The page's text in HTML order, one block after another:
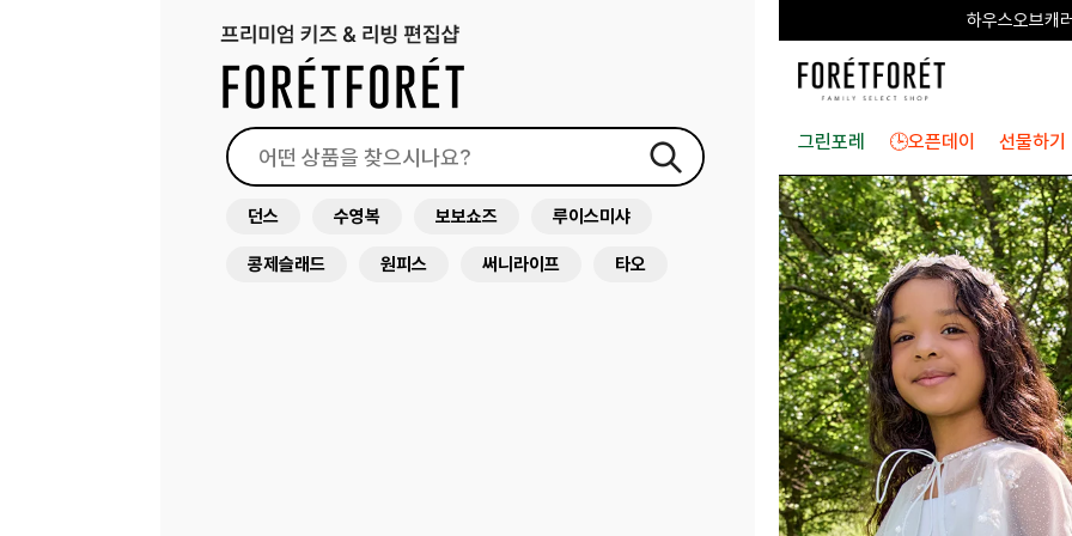
하우스오브
그린포레 🕒오픈데이 선물하기
던스 수영복 보보쇼즈 루이스미샤
콩제슬래드 원피스 써니라이프 타오